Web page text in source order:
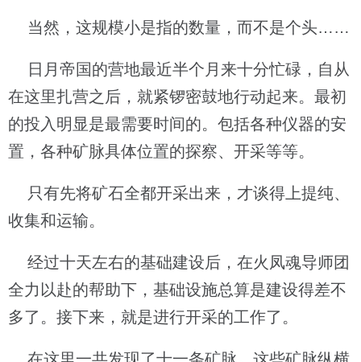
当然，这规模小是指的数量，而不是个头……
日月帝国的营地最近半个月来十分忙碌，自从
在这里扎营之后，就紧锣密鼓地行动起来。最初
的投入明显是最需要时间的。包括各种仪器的安
置，各种矿脉具体位置的探察、开采等等。
只有先将矿石全都开采出来，才谈得上提纯、
收集和运输。
经过十天左右的基础建设后，在火凤魂导师团
全力以赴的帮助下，基础设施总算是建设得差不
多了。接下来，就是进行开采的工作了。